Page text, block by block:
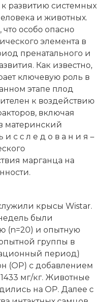
развитию системных
и животных.
особо опасно
элемента в
пренатального и
Как известно,
ключевую роль в
этапе плод
к воздействию
включая
материнский
с с л е д о в а н и я –
марганца на
крысы Wistar.
были
(n=20) и опытную
группы в
период)
(ОР) с добавлением
мг/кг. Животные
на ОР. Далее с